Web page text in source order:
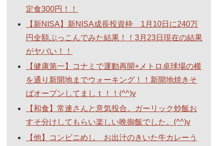
定食300円！！
【新NISA】新NISA成長投資枠 1月10日に240万
円全額ぶっこんでみた結果！！3月23日現在の結果
がヤバい！！
【健康第一】コナミで運動再開+メトロ卓球場の横
を通り新開地までウォーキング！！新開地焼きそ
ばオープンしてましｔ！！(^^)v
【和食】常連さんと意気投合。ガーリック炒飯お
すそ分けしてもらい楽しい晩御飯でした。(^^)v
【他】コンビニめし お出汁のきいた牛カレーう